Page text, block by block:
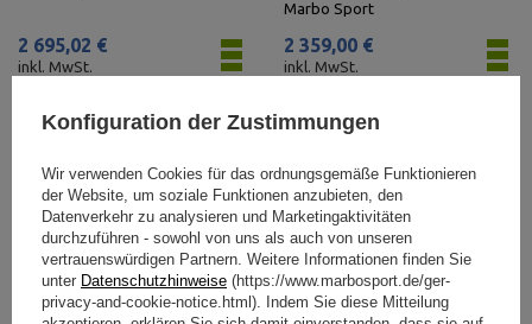
2 695,02 €
inkl. MwSt.
Marbo Sport
2 359,00 €
inkl. MwSt.
Konfiguration der Zustimmungen
Wir verwenden Cookies für das ordnungsgemäße Funktionieren
der Website, um soziale Funktionen anzubieten, den
Datenverkehr zu analysieren und Marketingaktivitäten
durchzuführen - sowohl von uns als auch von unseren
vertrauenswürdigen Partnern. Weitere Informationen finden Sie
unter Datenschutzhinweise (https://www.marbosport.de/ger-
privacy-and-cookie-notice.html). Indem Sie diese Mitteilung